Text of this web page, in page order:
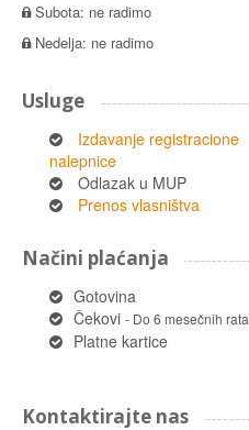
Subota: ne radimo
Nedelja: ne radimo
Usluge
Izdavanje registracione
nalepnice
Odlazak u MUP
Prenos vlasništva
Načini plaćanja
Gotovina
Čekovi - Do 6 mesečnih rata
Platne kartice
Kontaktirajte nas